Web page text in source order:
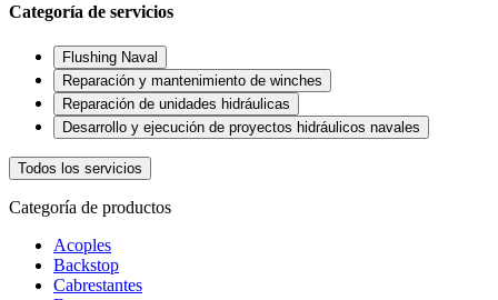
Categoría de servicios
Flushing Naval
Reparación y mantenimiento de winches
Reparación de unidades hidráulicas
Desarrollo y ejecución de proyectos hidráulicos navales
Todos los servicios
Categoría de productos
Acoples
Backstop
Cabrestantes